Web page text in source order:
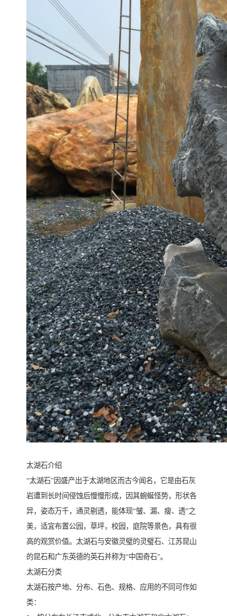
太湖石介绍
“太湖石”因盛产出于太湖地区而古今闻名，它是由石灰
岩遭到长时间侵蚀后慢慢形成，因其蜿蜒怪势，形状各
异，姿态万千，通灵剔透，能体现“皱、漏、瘦、透”之
美，适宜布置公园，草坪，校园，庭院等景色，具有很
高的观赏价值。太湖石与安徽灵璧的灵璧石、江苏昆山
的昆石和广东英德的英石并称为“中国奇石”。
太湖石分类
太湖石按产地、分布、石色、规格、应用的不同可作如
类：